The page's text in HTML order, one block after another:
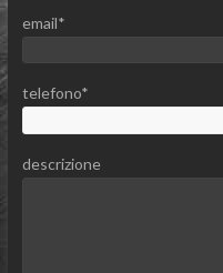
email*
telefono*
descrizione